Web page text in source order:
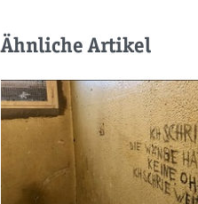
Ähnliche Artikel